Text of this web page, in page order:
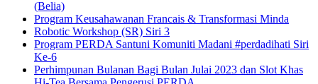
(Belia)
Program Keusahawanan Francais & Transformasi Minda
Robotic Workshop (SR) Siri 3
Program PERDA Santuni Komuniti Madani #perdadihati Siri
Ke-6
Perhimpunan Bulanan Bagi Bulan Julai 2023 dan Slot Khas